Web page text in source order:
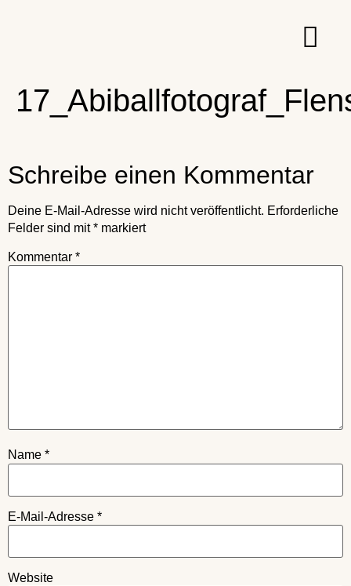
Schreibe einen Kommentar
Deine E-Mail-Adresse wird nicht veröffentlicht. Erforderliche
Felder sind mit* markiert
Kommentar *
Name *
E-Mail-Adresse *
Website